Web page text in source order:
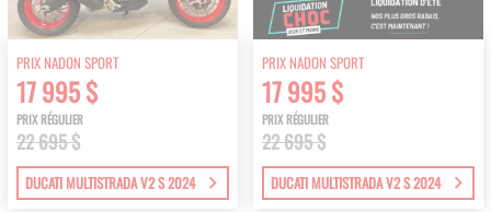
PRIX NADON SPORT
17 995 $
PRIX RÉGULIER
22 695 $
DUCATI MULTISTRADA V2 S 2024
PRIX NADON SPORT
17 995 $
PRIX RÉGULIER
22 695 $
DUCATI MULTISTRADA V2 S 2024